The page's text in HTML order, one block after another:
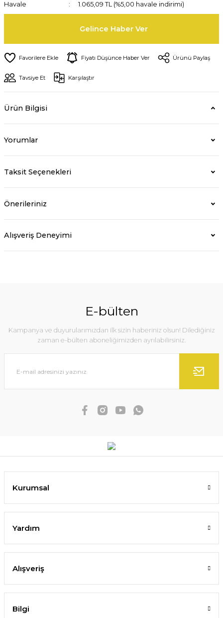
Havale
1.065,09 TL (%5,00 havale indirimi)
Gelince Haber Ver
Fiyatı Düşünce Haber Ver Ürünü Paylaş
Tavsiye Et Karşılaştır
Ürün Bilgisi
Yorumlar
Taksit Seçenekleri
Önerileriniz
Alışveriş Deneyimi
E-bülten
Kampanya ve duyurularımızdan ilk sizin haberiniz olsun! Dilediğiniz
zaman e-bülten aboneliğimizden ayrılabilirsiniz.
Kurumsal
Yardım
Alışveriş
Bilgi